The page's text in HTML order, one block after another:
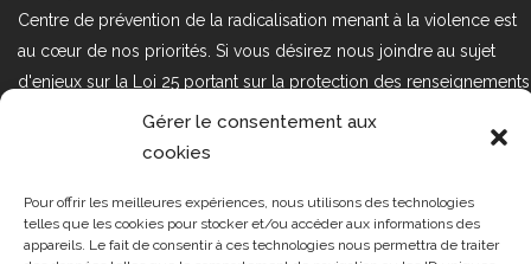
Gérer le consentement aux
cookies
Pour offrir les meilleures expériences, nous utilisons des technologies
telles que les cookies pour stocker et/ou accéder aux informations des
appareils. Le fait de consentir à ces technologies nous permettra de traiter
Centre de prévention de la radicalisation menant à la violence est
au cœur de nos priorités. Si vous désirez nous joindre au sujet
d'enjeux sur la Loi 25 portant sur la protection des renseignements
personnels dans le secteur privé, veuillez communiquer avec
nous à l'adresse courriel suivant : loi25@cprmv.org Pour en savoir
Tous droits réservés @2019 CPRMV
| Centre de prévention de la